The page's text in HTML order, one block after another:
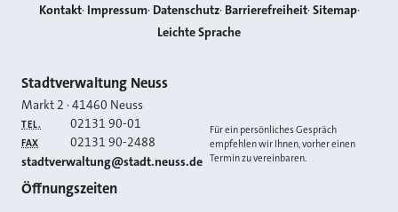
Kontakt Impressum Datenschutz Barrierefreiheit Sitemap
Leichte Sprache
Kontakt
Stadtverwaltung Neuss
Markt 2 ·41460 Neuss
TEL. 02131 90-01
FAX 02131 90-2488
E-MAIL
stadtverwaltung@stadt.neuss.de
Für ein persönliches Gespräch
empfehlen wir Ihnen, vorher einen
Termin zu vereinbaren.
Öffnungszeiten